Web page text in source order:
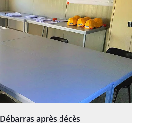
Débarras après décès